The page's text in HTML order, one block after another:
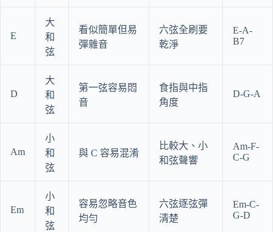
E
大
和
弦
看似簡單但易
彈雜音
六弦全刷要
乾淨
E-A-
B7
D
大
和
弦
第一弦容易悶
音
食指與中指
角度
D-G-A
Am
小
和
弦
與 C 容易混淆
比較大、小
和弦聲響
Am-F-
C-G
Em
小
和
弦
容易忽略音色
均勻
六弦逐弦彈
清楚
Em-C-
G-D